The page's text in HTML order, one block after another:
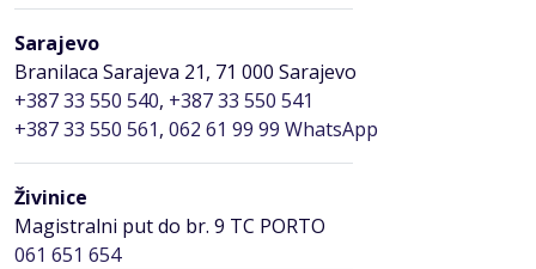
Sarajevo
Branilaca Sarajeva 21, 71 000 Sarajevo
+387 33 550 540, +387 33 550 541
+387 33 550 561, 062 61 99 99 WhatsApp
Živinice
Magistralni put do br. 9 TC PORTO
061 651 654